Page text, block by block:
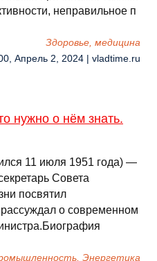
неправильное п
Здоровье, медицина
Апрель 2, 2024 | vladtime.ru
нужно о нём знать.
11 июля 1951 года) —
Совета
посвятил
о современном
Энергетика